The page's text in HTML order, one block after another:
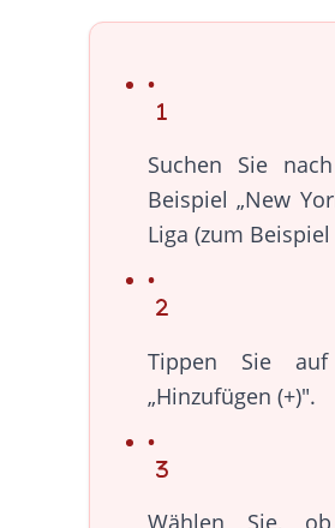
Suchen Sie
Beispiel „New
Liga (zum Beispiel
Tippen Sie
„Hinzufügen (+)".
Wählen Sie,